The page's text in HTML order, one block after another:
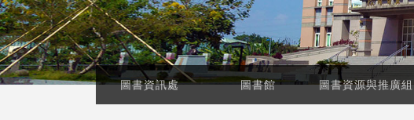
圖書資訊處 圖書館 圖書資源與推廣組